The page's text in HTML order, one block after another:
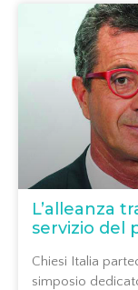
L’alleanza
servizio del
Chiesi Italia
simposio